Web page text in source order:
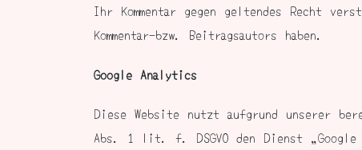
Ihr Kommentar gegen geltendes Recht
Kommentar-bzw. Beitragsautors haben.
Google Analytics
Diese Website nutzt aufgrund unserer
Abs. 1 lit. f. DSGVO den Dienst „Google